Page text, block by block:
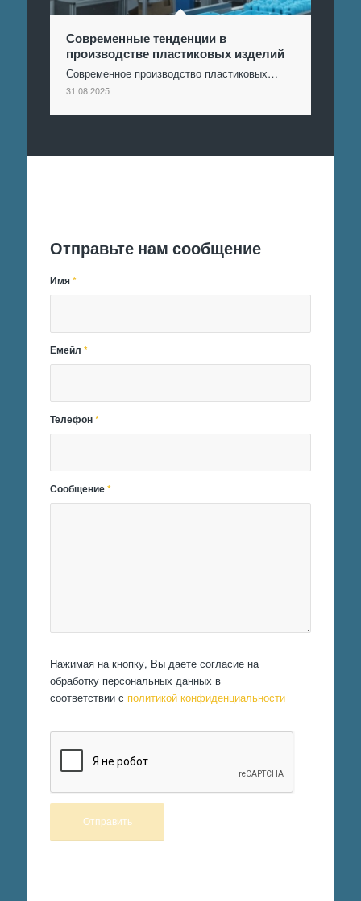
Современные тенденции в
производстве пластиковых изделий
Современное производство пластиковых…
31.08.2025
Отправьте нам сообщение
Имя*
Емейл*
Телефон*
Сообщение*
Нажимая на кнопку, Вы даете согласие на
обработку персональных данных в
соответствии с политикой конфиденциальности